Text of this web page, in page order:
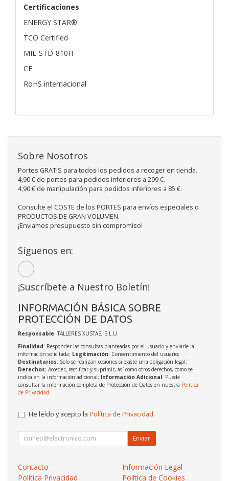
Certificaciones
ENERGY STAR®
TCO Certified
MIL-STD-810H
CE
RoHS internacional
Sobre Nosotros
Portes GRATIS para todos los pedidos a recoger en tienda.
4,90 € de portes para pedidos inferiores a 299 €.
4,90 € de manipulación para pedidos inferiores a 85 €.
Consulte el COSTE de los PORTES para envíos especiales o
PRODUCTOS DE GRAN VOLUMEN.
¡Enviamos presupuesto sin compromiso!
Síguenos en:
¡Suscríbete a Nuestro Boletín!
INFORMACIÓN BÁSICA SOBRE
PROTECCIÓN DE DATOS
Responsable: TALLERES XUSTAS, S.L.U.
Finalidad: Responder las consultas planteadas por el usuario y enviarle la
información solicitada; Legitimación: Consentimiento del usuario;
Destinatarios: Solo se realizan cesiones si existe una obligación legal;
Derechos: Acceder, rectificar y suprimir, así como otros derechos, como se
indica en la información adicional; Información Adicional: Puede
consultar la información completa de Protección de Datos en nuestra Política
de Privacidad
He leído y acepto la Política de Privacidad.
Enviar
Contacto
Información Legal
Política Privacidad
Política de Cookies